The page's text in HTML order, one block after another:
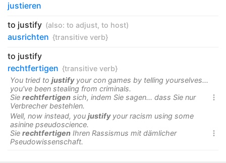
justieren
to justify (also: to adjust, to host)
ausrichten {transitive verb}
to justify
rechtfertigen {transitive verb}
You tried to justifyyour con games by telling yourselves...
you've been stealing from criminals.

Sie rechtfertigen sich, indem Sie sagen... dass Sie nur
Verbrecher bestehlen.
Well, now instead, you justifyyour racism using some
asinine pseudoscience.

Sie rechtfertigen Ihren Rassismus mit dämlicher
Pseudowissenschaft.